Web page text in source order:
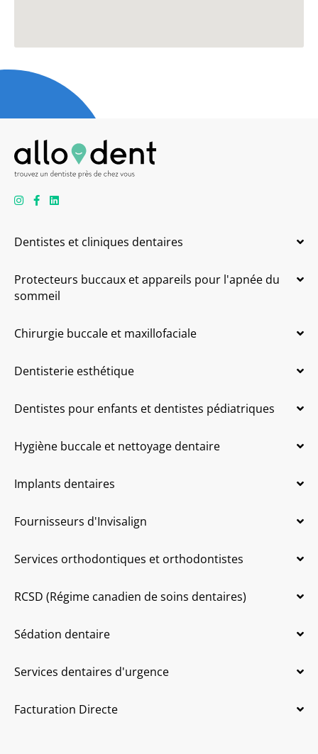
Dentistes et cliniques dentaires
Protecteurs buccaux et appareils pour l'apnée du
sommeil
Chirurgie buccale et maxillofaciale
Dentisterie esthétique
Dentistes pour enfants et dentistes pédiatriques
Hygiène buccale et nettoyage dentaire
Implants dentaires
Fournisseurs d'Invisalign
Services orthodontiques et orthodontistes
RCSD (Régime canadien de soins dentaires)
Sédation dentaire
Services dentaires d'urgence
Facturation Directe